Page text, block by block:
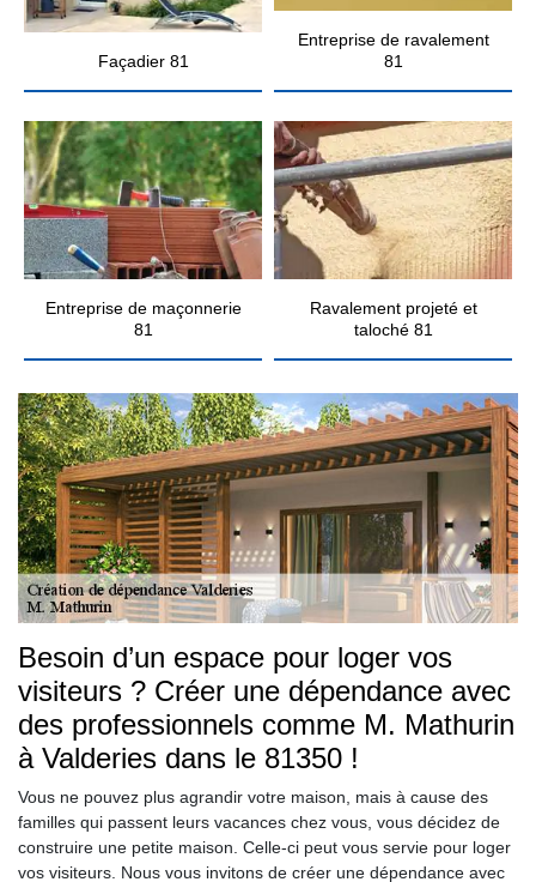
Façadier 81
Entreprise de ravalement
81
Entreprise de maçonnerie
81
Ravalement projeté et
taloché 81
Besoin d’un espace pour loger vos
visiteurs ? Créer une dépendance avec
des professionnels comme M. Mathurin
à Valderies dans le 81350 !
Vous ne pouvez plus agrandir votre maison, mais à cause des
familles qui passent leurs vacances chez vous, vous décidez de
construire une petite maison. Celle-ci peut vous servie pour loger
vos visiteurs. Nous vous invitons de créer une dépendance avec